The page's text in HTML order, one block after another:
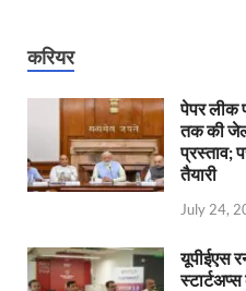
करियर
पेपर लीक
तक की
प्रस्ताव;
तैयारी
July 24,
यूपीईएस